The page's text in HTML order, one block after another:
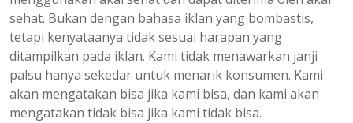
sehat. Bukan dengan bahasa iklan yang bombastis,
tetapi kenyataanya tidak sesuai harapan yang
ditampilkan pada iklan. Kami tidak menawarkan janji
palsu hanya sekedar untuk menarik konsumen. Kami
akan mengatakan bisa jika kami bisa, dan kami akan
mengatakan tidak bisa jika kami tidak bisa.